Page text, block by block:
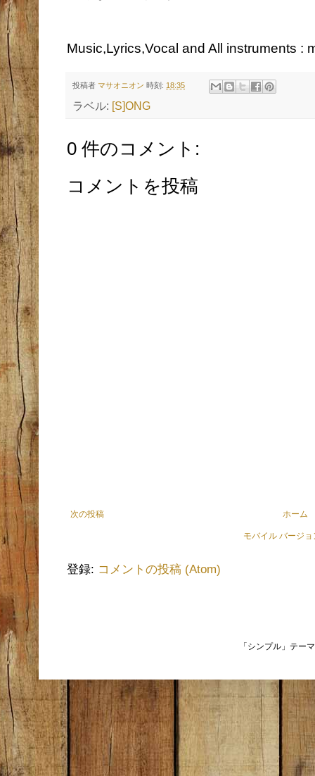
Music,Lyrics,Vocal and All instruments :
投稿者 マサオニオン 時刻: 18:35
ラベル: [S]ONG
0 件のコメント:
コメントを投稿
次の投稿 ホーム
モバイル バージ
登録: コメントの投稿 (Atom)
「シンプル」テー